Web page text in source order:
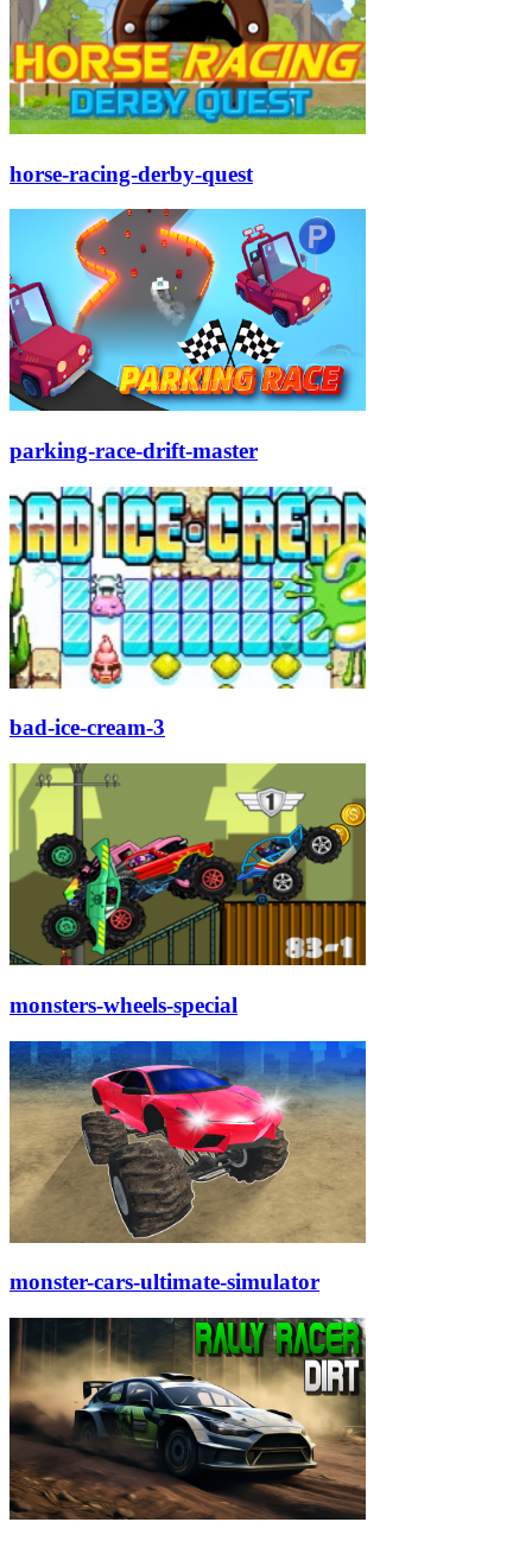
horse-racing-derby-quest
parking-race-drift-master
bad-ice-cream-3
monsters-wheels-special
monster-cars-ultimate-simulator